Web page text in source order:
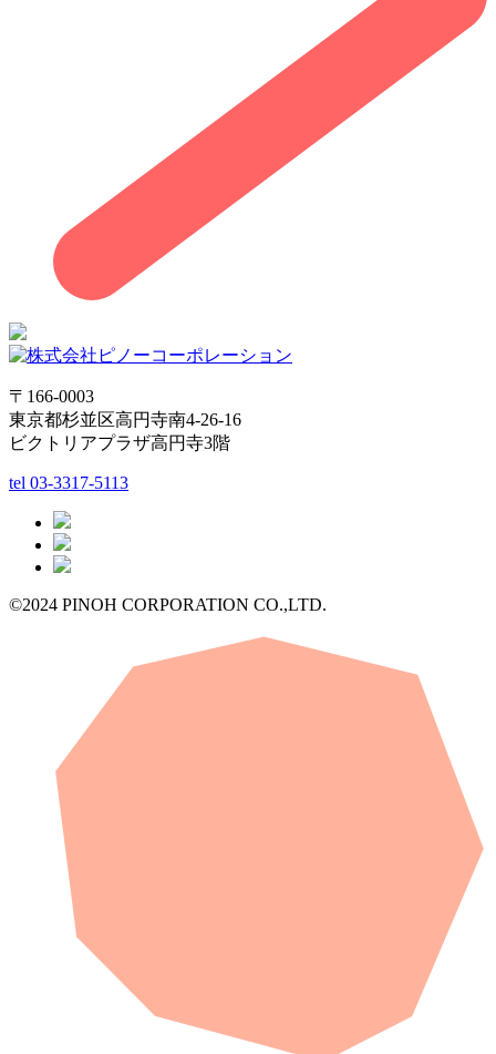
〒166-0003
東京都杉並区高円寺南4-26-16
ビクトリアプラザ高円寺3階
tel 03-3317-5113
©2024 PINOH CORPORATION CO.,LTD.